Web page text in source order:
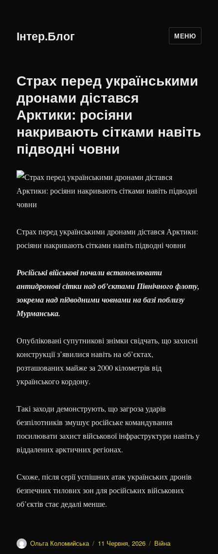
Інтер.Блог МЕНЮ
Страх перед українськими
дронами дістався
Арктики: росіяни
накривають сітками навіть
підводні човни
Страх перед українськими дронами дістався Арктики:
росіяни накривають сітками навіть підводні човни
Російські військові почали встановлювати
антидронові сітки над об’єктами Північного флоту,
зокрема над підводними човнами на базі поблизу
Мурманська.
Опубліковані супутникові знімки свідчать, що захисні
конструкції з’явилися навіть на об’єктах,
розташованих майже за 2000 кілометрів від
українського кордону.
Такі заходи демонструють, що загроза ударів
безпілотників змушує російське командування
посилювати захист військової інфраструктури навіть у
віддалених арктичних регіонах.
Схоже, після серії успішних атак українських дронів
безпечних тилових зон для російських військових
об’єктів стає дедалі менше.
Автор
Ольга Коломийська Оприлюднено
11 Червня, 2026 Категорії
Війна